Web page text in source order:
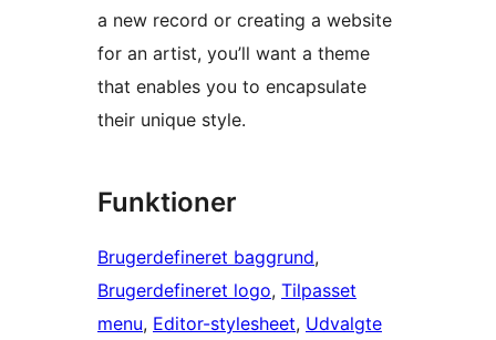
a new record or creating a website
for an artist, you’ll want a theme
that enables you to encapsulate
their unique style.
Funktioner
Brugerdefineret baggrund
Brugerdefineret logo, Tilpasset
menu, Editor-stylesheet, Udvalgte